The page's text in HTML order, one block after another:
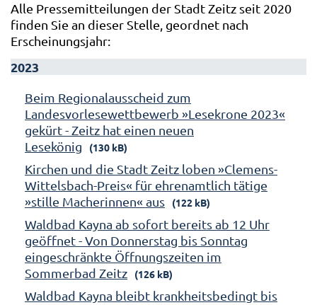
Alle Pressemitteilungen der Stadt Zeitz seit 2020
finden Sie an dieser Stelle, geordnet nach
Erscheinungsjahr:
2023
Beim Regionalausscheid zum
Landesvorlesewettbewerb »Lesekrone 2023«
gekürt - Zeitz hat einen neuen
Lesekönig
(130 kB)
Kirchen und die Stadt Zeitz loben »Clemens-
Wittelsbach-Preis« für ehrenamtlich tätige
»stille Macherinnen« aus
(122 kB)
Waldbad Kayna ab sofort bereits ab 12 Uhr
geöffnet - Von Donnerstag bis Sonntag
eingeschränkte Öffnungszeiten im
Sommerbad Zeitz
(126 kB)
Waldbad Kayna bleibt krankheitsbedingt bis